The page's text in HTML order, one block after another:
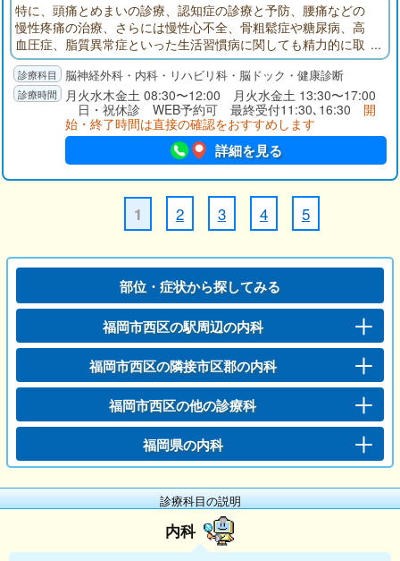
特に、頭痛とめまいの診療、認知症の診療と予防、腰痛などの
慢性疼痛の治療、さらには慢性心不全、骨粗鬆症や糖尿病、高
血圧症、脂質異常症といった生活習慣病に関しても精力的に取
り組んでいます。クリニックに併設されたメディカルフィット
ネス「BRAINING」では、健康運動指導士、看護師、医師がチー
ムを組み、各人に最適と思われる生活習慣や運動習慣をご提案
し、その実践をサポートいたします。
脳神経外科・内科・リハビリ科・脳ドック・健康診断
月火水木金土 08:30〜12:00 月火水金土 13:30〜17:00
日・祝休診 WEB予約可 最終受付11:30､16:30 開
始・終了時間は直接の確認をおすすめします
詳細を見る
1 2 3 4 5
部位・症状から探してみる
福岡市西区の駅周辺の内科
福岡市西区の隣接市区郡の内科
福岡市西区の他の診療科
福岡県の内科
診療科目の説明
内科